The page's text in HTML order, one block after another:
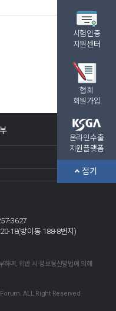
시험인증
지원센터
협회
회원가입
온라인수출
지원플랫폼
접기
글쓰기
3627
18(방이동 188-8번지)
하며, 위반 시 정보통신망법에 의해
ALL Right Reserved.